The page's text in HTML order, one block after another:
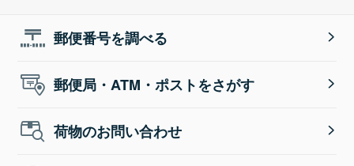
郵便番号を調べる
郵便局・ATM・ポストをさがす
荷物のお問い合わせ